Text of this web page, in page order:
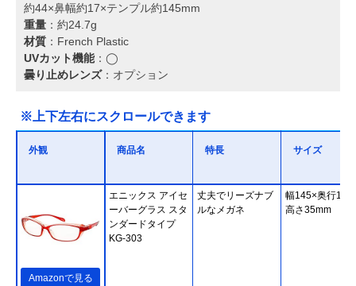
約44×鼻幅約17×テンプル約145mm
重量 ：約24.7g
材質 ：French Plastic
UVカット機能：◯
曇り止めレンズ：オプション
※上下左右にスクロールできます
外観 商品名 特長 サイズ
Amazonで見る
エニックス アイセ
ーバーグラス スタ
ンダードタイプ
KG-303
丈夫でリーズナブ
ルなメガネ
幅145×奥行
高さ35mm